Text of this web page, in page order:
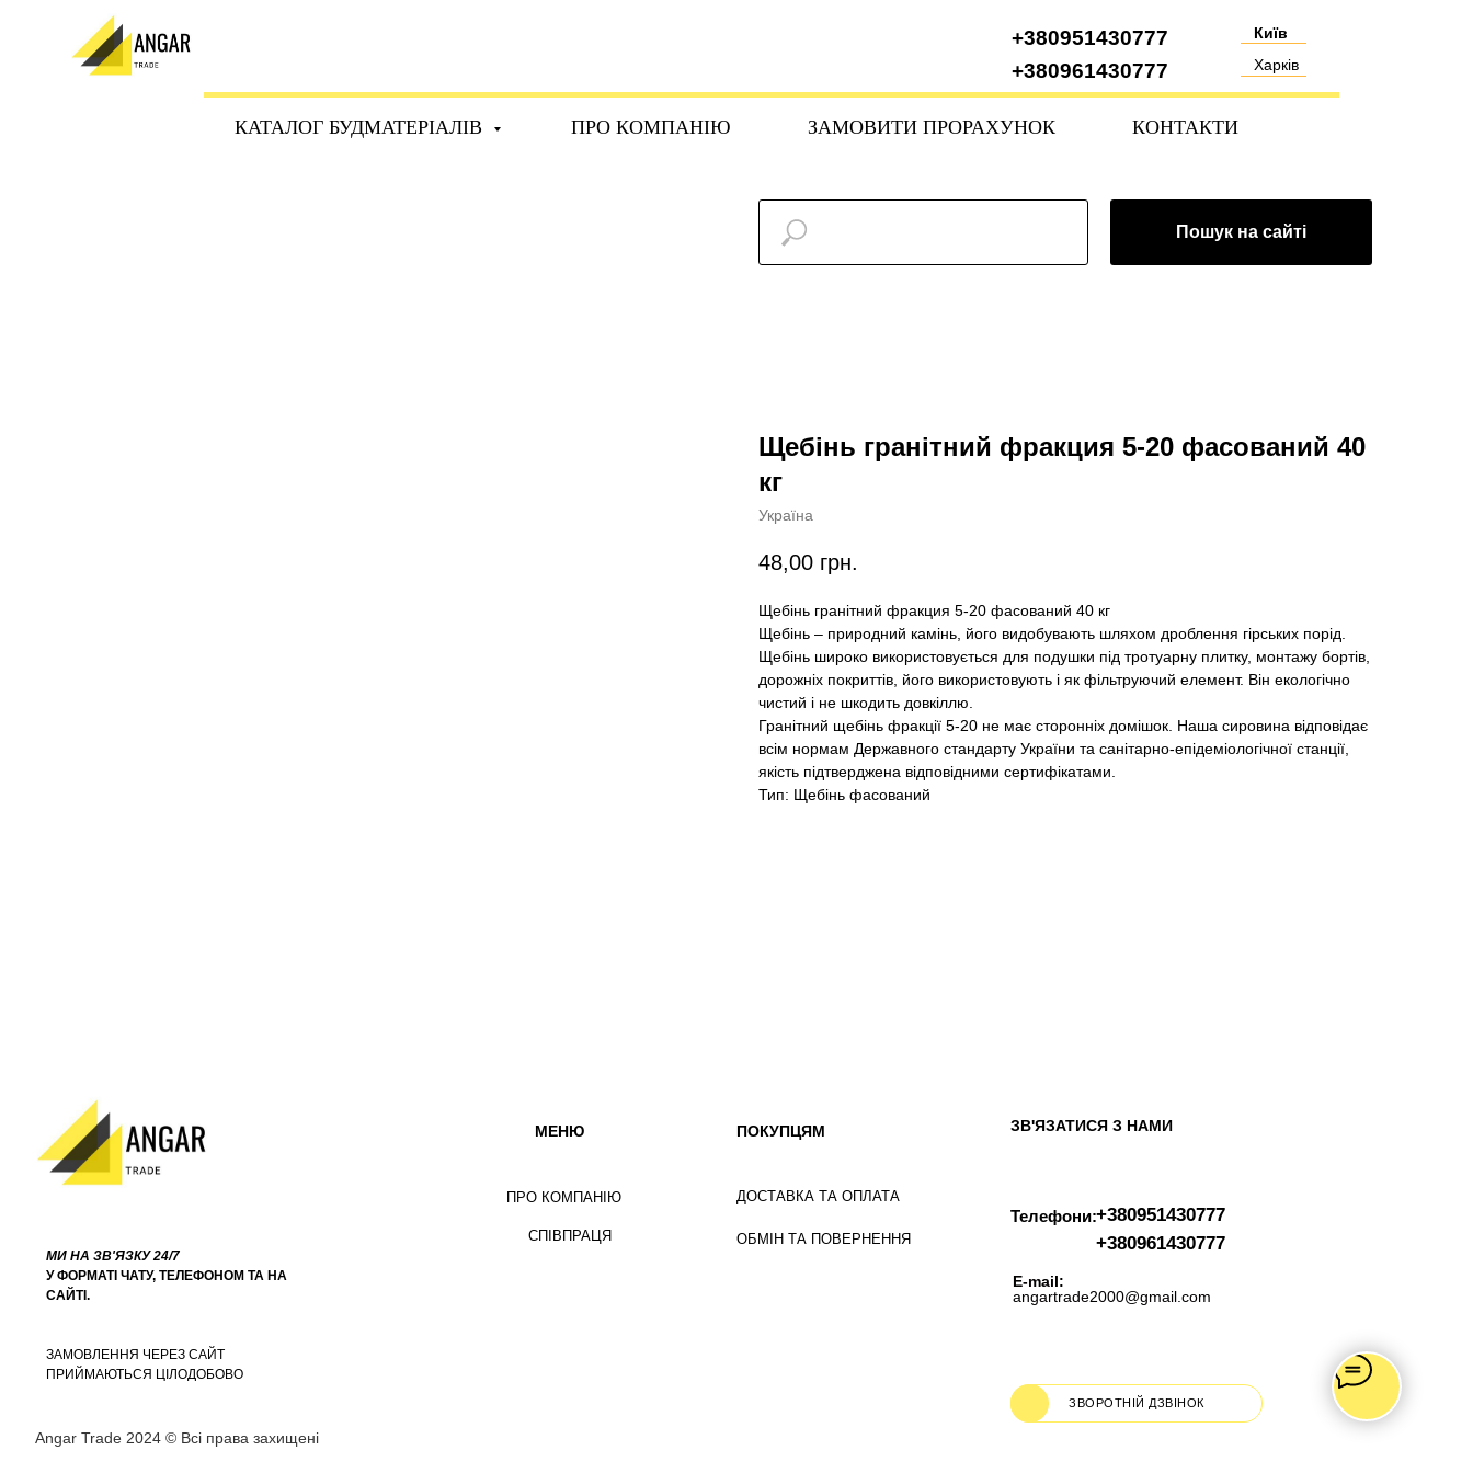
+380961430777
+380951430777
Київ
Харків
КАТАЛОГ БУДМАТЕРІАЛІВ ПРО КОМПАНІЮ ЗАМОВИТИ ПРОРАХУНОК КОНТАКТИ
Пошук на сайті
Щебінь гранітний фракция 5-20 фасований 40
кг
Україна
48,00 грн.
Щебінь гранітний фракция 5-20 фасований 40 кг
Щебінь – природний камінь, його видобувають шляхом дроблення гірських порід.
Щебінь широко використовується для подушки під тротуарну плитку, монтажу бортів,
дорожніх покриттів, його використовують і як фільтруючий елемент. Він екологічно
чистий і не шкодить довкіллю.
Гранітний щебінь фракції 5-20 не має сторонніх домішок. Наша сировина відповідає
всім нормам Державного стандарту України та санітарно-епідеміологічної станції,
якість підтверджена відповідними сертифікатами.
Тип: Щебінь фасований
Angar Trade 2024 © Всі права захищені
ПРО КОМПАНІЮ
СПІВПРАЦЯ
ДОСТАВКА ТА ОПЛАТА
ОБМІН ТА ПОВЕРНЕННЯ
ПОКУПЦЯМ
МИ НА ЗВ'ЯЗКУ 24/7
У ФОРМАТІ ЧАТУ, ТЕЛЕФОНОМ ТА НА
САЙТІ.
ЗВ'ЯЗАТИСЯ З НАМИ
Телефони:
МЕНЮ
E-mail:
angartrade2000@gmail.com
ЗВОРОТНІЙ ДЗВІНОК
ЗАМОВЛЕННЯ ЧЕРЕЗ САЙТ
ПРИЙМАЮТЬСЯ ЦІЛОДОБОВО
+380951430777
+380961430777